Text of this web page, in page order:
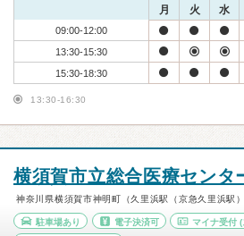
月 火 水
09:00-12:00
13:30-15:30
15:30-18:30
13:30-16:30
横須賀市立総合医療センタ
神奈川県横須賀市神明町（久里浜駅（京急久里浜駅）
駐車場あり 電子決済可 マイナ受付 (